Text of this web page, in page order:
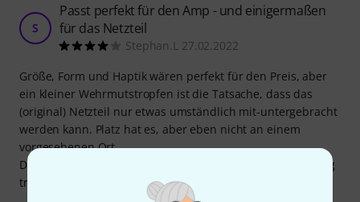
S
Passt perfekt für den Amp - und einigermaßen
für das Netzteil
Stephan.L 27.02.2022
Größe, Form und Haptik wären perfekt für den Preis, aber
ein kleiner Wehrmutstropfen ist die Tatsache, dass das
(original) Netzteil nur etwas umständlich mit-untergebracht
werden kann. Platz hat es, aber eben nicht an einem
vorgesehenen Ort.
Da es aber für den Amp selbst gut passt würde ich das Bag
trotzdem wieder kaufen.